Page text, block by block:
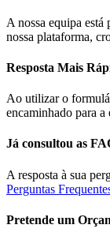
A nossa equipa está
nossa plataforma,
Resposta Mais
Ao utilizar o
encaminhado para a
Já consultou as
A resposta à sua
Perguntas
Pretende um